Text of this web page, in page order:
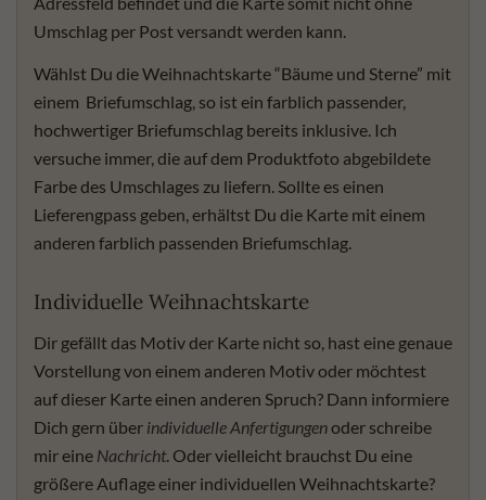
Umschlag per Post versandt werden kann.
Wählst Du die Weihnachtskarte “Bäume und Sterne” mit
einem Briefumschlag, so ist ein farblich passender,
hochwertiger Briefumschlag bereits inklusive. Ich
versuche immer, die auf dem Produktfoto abgebildete
Farbe des Umschlages zu liefern. Sollte es einen
Lieferengpass geben, erhältst Du die Karte mit einem
anderen farblich passenden Briefumschlag.
Individuelle Weihnachtskarte
Dir gefällt das Motiv der Karte nicht so, hast eine genaue
Vorstellung von einem anderen Motiv oder möchtest
auf dieser Karte einen anderen Spruch? Dann informiere
Dich gern über individuelle Anfertigungenoder schreibe
mir eine Nachricht. Oder vielleicht brauchst Du eine
größere Auflage einer individuellen Weihnachtskarte?